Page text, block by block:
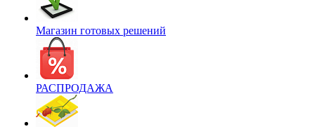
Магазин готовых решений
РАСПРОДАЖА